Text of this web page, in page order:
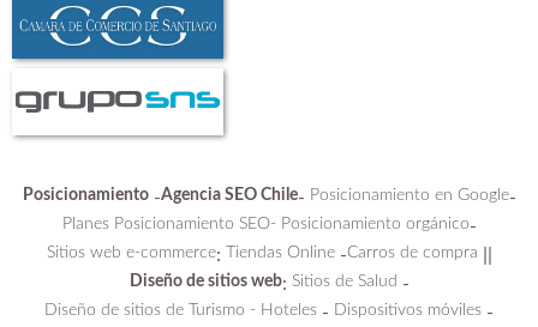
Posicionamiento-Agencia SEO Chile- Posicionamiento en Google-
Planes Posicionamiento SEO- Posicionamiento orgánico-
Sitios web e-commerce: Tiendas Online-Carros de compra
Diseño de sitios web: Sitios de Salud -
Diseño de sitios de Turismo - Hoteles - Dispositivos móviles -